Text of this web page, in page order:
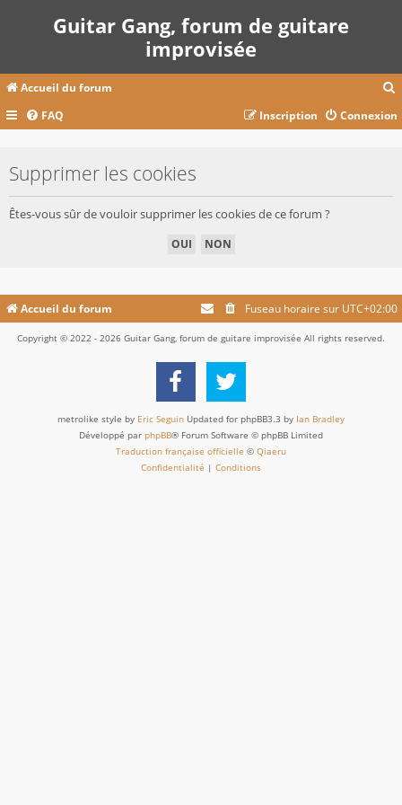
Guitar Gang, forum de guitare
improvisée
Accueil du forum
c
r
FAQ Connexion
Inscription
Supprimer les cookies
Êtes-vous sûr de vouloir supprimer les cookies de ce forum ?
Accueil du forum Fuseau horaire sur UTC+02:00
Copyright © 2022 - 2026 Guitar Gang, forum de guitare improvisée All rights reserved.
metrolike style by Eric Seguin Updated for phpBB3.3 by Ian Bradley
Développé par phpBB® Forum Software © phpBB Limited
Traduction française officielle © Qiaeru
Confidentialité | Conditions